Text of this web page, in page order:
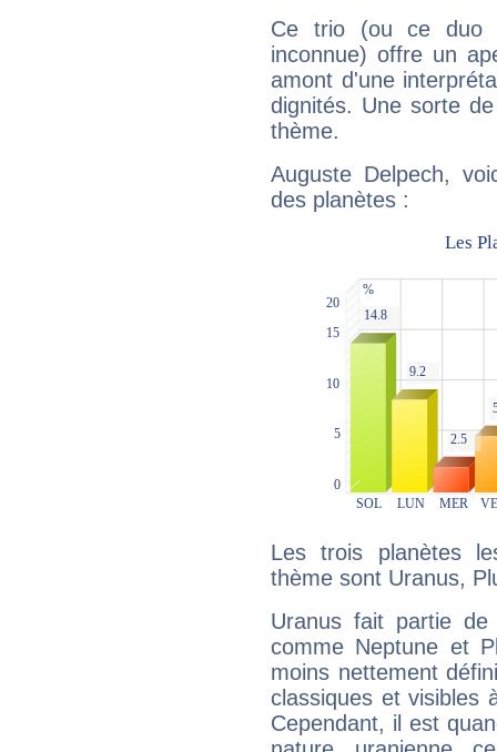
Ce trio (ou ce duo
inconnue) offre un
amont d'une
dignités. Une sorte
thème.
Auguste Delpech,
des planètes :
Les trois planètes
thème sont Uranus,
Uranus fait partie
comme Neptune et
moins nettement
classiques et visibles
Cependant, il est